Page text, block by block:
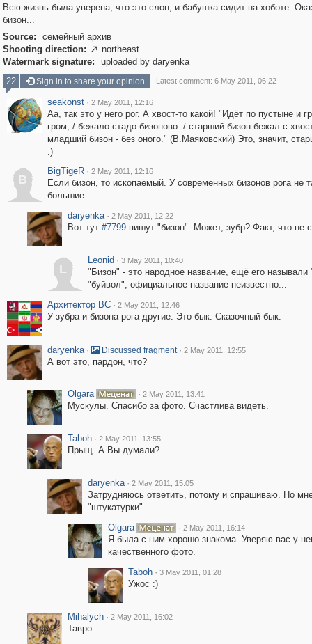
Всю жизнь была уверена, что это слон, и бабушка сидит на хоботе.
бизон...
Source:
семейный архив
Shooting direction:  northeast
Watermark signature:
uploaded by daryenka
22
Sign in to share your opinion Latest comment: 6 May 2011, 06:22
seakonst · 2 May 2011, 12:16
Аа, так это у него рог. А хвост-то какой! "Идёт по пустыне и
гром, / бежало стадо бизоново. / старший бизон бежал с
младший бизон - без оного." (В.Маяковский) Это, значит,
:)
B
BigTigeR · 2 May 2011, 12:16
Если бизон, то ископаемый. У современных бизонов рога не
большие.
daryenka · 2 May 2011, 12:22
Вот тут #7799пишут "бизон". Может, зубр? Факт, что не
L
Leonid · 3 May 2011, 10:40
"Бизон" - это народное название, ещё его называли
"буйвол", официальное название неизвестно...
Архитектор ВС · 2 May 2011, 12:46
У зубра и бизона рога другие. Это бык. Сказочный бык.
daryenka · Discussed fragment · 2 May 2011, 12:55
А вот это, пардон, что?
Olgara · 2 May 2011, 13:41
Мускулы. Спасибо за фото. Счастлива видеть.
Taboh · 2 May 2011, 13:55
Прыщ. А Вы думали?
daryenka · 2 May 2011, 15:05
Затрудняюсь ответить, потому и спрашиваю. Но
"штукатурки"
Olgara
· 2 May 2011, 16:14
Я была с ним хорошо знакома. Уверяю вас у
качественного фото.
Taboh · 3 May 2011, 01:28
Ужос :)
Mihalych · 2 May 2011, 16:02
Тавро.